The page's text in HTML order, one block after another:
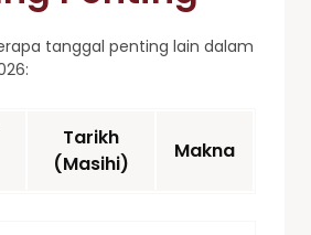
tanggal penting lain dalam
Tarikh
(Masihi)
Makna